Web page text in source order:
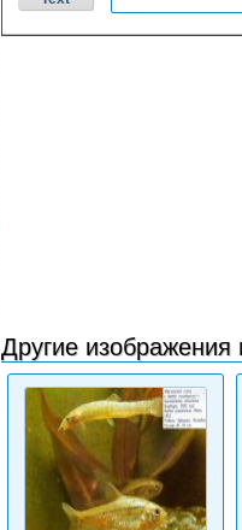
Другие изображения